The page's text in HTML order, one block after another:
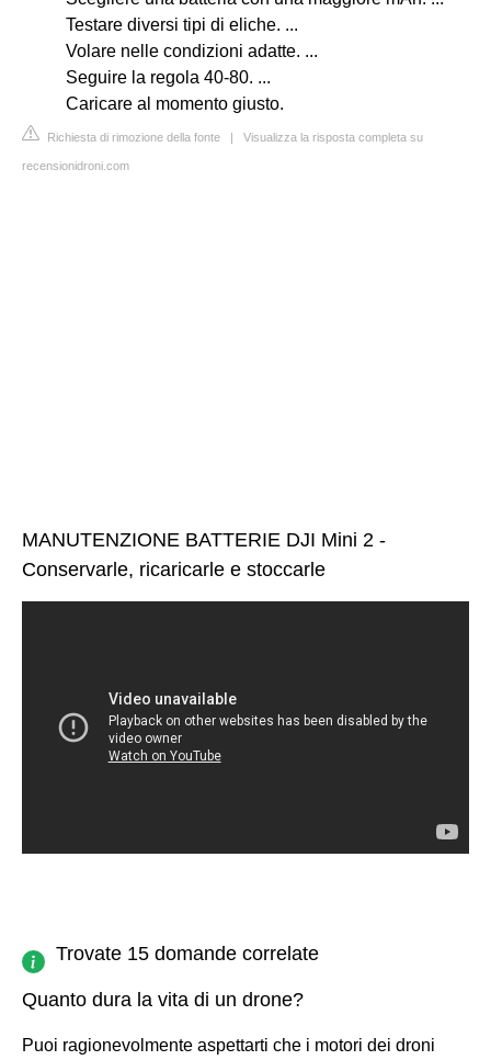
Testare diversi tipi di eliche. ...
Volare nelle condizioni adatte. ...
Seguire la regola 40-80. ...
Caricare al momento giusto.
Richiesta di rimozione della fonte | Visualizza la risposta completa su
recensionidroni.com
MANUTENZIONE BATTERIE DJI Mini 2 -
Conservarle, ricaricarle e stoccarle
Trovate 15 domande correlate
Quanto dura la vita di un drone?
Puoi ragionevolmente aspettarti che i motori dei droni